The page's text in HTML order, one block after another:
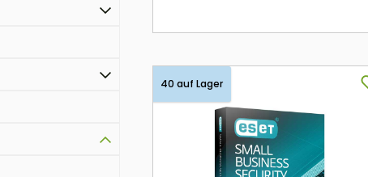
40 auf Lager